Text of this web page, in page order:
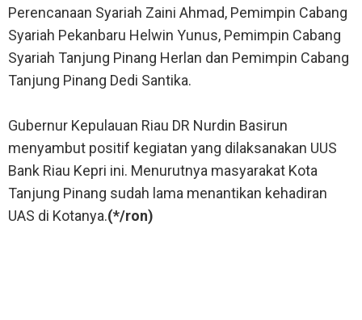
Perencanaan Syariah Zaini Ahmad, Pemimpin Cabang
Syariah Pekanbaru Helwin Yunus, Pemimpin Cabang
Syariah Tanjung Pinang Herlan dan Pemimpin Cabang
Tanjung Pinang Dedi Santika.
Gubernur Kepulauan Riau DR Nurdin Basirun
menyambut positif kegiatan yang dilaksanakan UUS
Bank Riau Kepri ini. Menurutnya masyarakat Kota
Tanjung Pinang sudah lama menantikan kehadiran
UAS di Kotanya.(*/ron)